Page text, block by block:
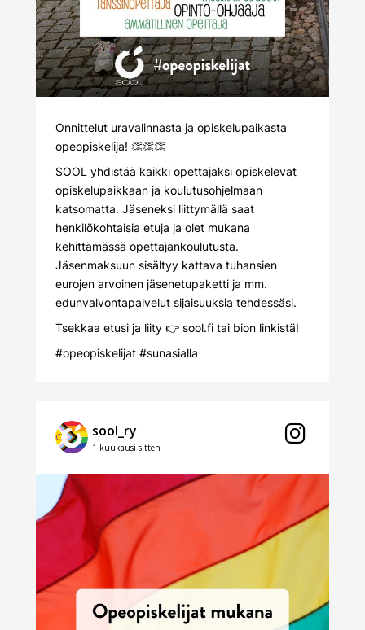
Onnittelut uravalinnasta ja opiskelupaikasta
opeopiskelija! 👏👏👏
SOOL yhdistää kaikki opettajaksi opiskelevat
opiskelupaikkaan ja koulutusohjelmaan
katsomatta. Jäseneksi liittymällä saat
henkilökohtaisia etuja ja olet mukana
kehittämässä opettajankoulutusta.
Jäsenmaksuun sisältyy kattava tuhansien
eurojen arvoinen jäsenetupaketti ja mm.
edunvalvontapalvelut sijaisuuksia tehdessäsi.
Tsekkaa etusi ja liity 👉 sool.fi tai bion linkistä!
#opeopiskelijat #sunasialla
sool_ry
1 kuukausi sitten